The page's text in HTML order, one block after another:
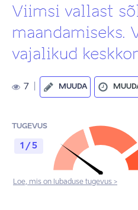
Viimsi vallast
maandamiseks.
vajalikud
7 MUUDA
TUGEVUS
1 / 5
Loe, mis on lubaduse tugevus >